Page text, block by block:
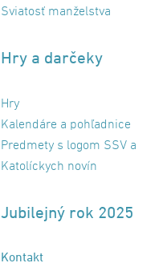
Sviatosť manželstva
Hry a darčeky
Hry
Kalendáre a pohľadnice
Predmety s logom SSV a
Katolíckych novín
Jubilejný rok 2025
Kontakt